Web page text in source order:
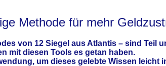
Methode für mehr
von 12 Siegel aus Atlantis – sind Teil
mit diesen Tools es getan haben.
um dieses gelebte Wissen